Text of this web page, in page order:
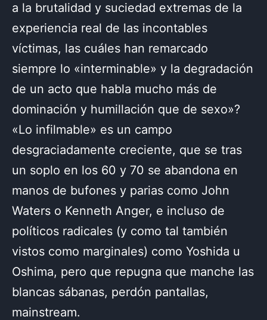
a la brutalidad y suciedad extremas de la
experiencia real de las incontables
víctimas, las cuáles han remarcado
siempre lo «interminable» y la degradación
de un acto que habla mucho más de
dominación y humillación que de sexo»?
«Lo infilmable» es un campo
desgraciadamente creciente, que se tras
un soplo en los 60 y 70 se abandona en
manos de bufones y parias como John
Waters o Kenneth Anger, e incluso de
políticos radicales (y como tal también
vistos como marginales) como Yoshida u
Oshima, pero que repugna que manche las
blancas sábanas, perdón pantallas,
mainstream.